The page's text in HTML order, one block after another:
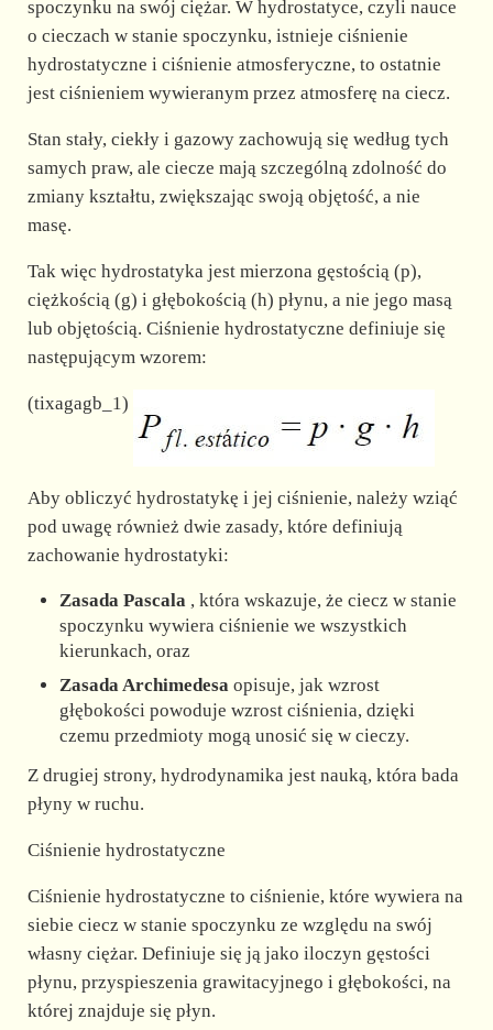
spoczynku na swój ciężar. W hydrostatyce, czyli nauce
o cieczach w stanie spoczynku, istnieje ciśnienie
hydrostatyczne i ciśnienie atmosferyczne, to ostatnie
jest ciśnieniem wywieranym przez atmosferę na ciecz.
Stan stały, ciekły i gazowy zachowują się według tych
samych praw, ale ciecze mają szczególną zdolność do
zmiany kształtu, zwiększając swoją objętość, a nie
masę.
Tak więc hydrostatyka jest mierzona gęstością (p),
ciężkością (g) i głębokością (h) płynu, a nie jego masą
lub objętością. Ciśnienie hydrostatyczne definiuje się
następującym wzorem:
(tixagagb_1)
Aby obliczyć hydrostatykę i jej ciśnienie, należy wziąć
pod uwagę również dwie zasady, które definiują
zachowanie hydrostatyki:
Zasada Pascala , która wskazuje, że ciecz w stanie
spoczynku wywiera ciśnienie we wszystkich
kierunkach, oraz
Zasada Archimedesa opisuje, jak wzrost
głębokości powoduje wzrost ciśnienia, dzięki
czemu przedmioty mogą unosić się w cieczy.
Z drugiej strony, hydrodynamika jest nauką, która bada
płyny w ruchu.
Ciśnienie hydrostatyczne
Ciśnienie hydrostatyczne to ciśnienie, które wywiera na
siebie ciecz w stanie spoczynku ze względu na swój
własny ciężar. Definiuje się ją jako iloczyn gęstości
płynu, przyspieszenia grawitacyjnego i głębokości, na
której znajduje się płyn.